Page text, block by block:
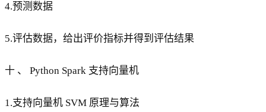
4.预测数据
5.评估数据，给出评价指标并得到评估结果
十 、 Python Spark 支持向量机
1.支持向量机 SVM 原理与算法